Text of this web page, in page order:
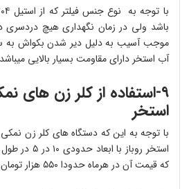
موجب آسیب به دلیل دیر شدن بکواش به
آب استخر دارای مقاومت بسیار بالایی
۹-استفاده از کلر زن های
استخر
با توجه به این که دستگاه های کلر زن
که قیمت آن در هرماه حدودا ۵۵۰ هزار تومان میباشد.